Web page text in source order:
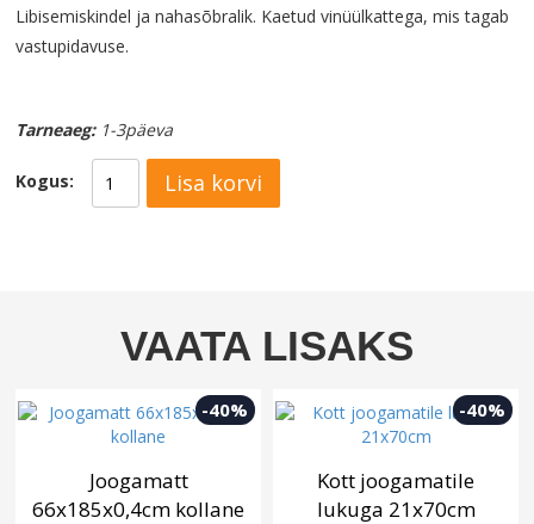
Libisemiskindel ja nahasõbralik. Kaetud vinüülkattega, mis tagab
vastupidavuse.
Tarneaeg:1-3päeva
Kogus: Lisa korvi
VAATA LISAKS
-40%
Joogamatt
66x185x0,4cm kollane
-40%
Kott joogamatile
lukuga 21x70cm